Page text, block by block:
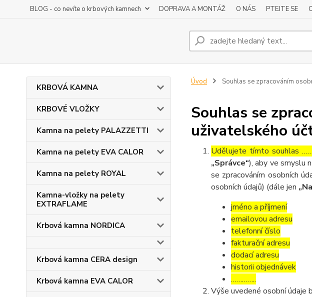
BLOG - co nevíte o krbových kamnech DOPRAVA A MONTÁŽ O NÁS PTEJTE SE
KRBOVÁ KAMNA
KRBOVÉ VLOŽKY
Kamna na pelety PALAZZETTI
Kamna na pelety EVA CALOR
Kamna na pelety ROYAL
Kamna-vložky na pelety
EXTRAFLAME
Krbová kamna NORDICA
Krbová kamna CERA design
Krbová kamna EVA CALOR
Úvod Souhlas se zpracováním
Souhlas se
uživatelského
Udělujete tímto souhlas
„Správce“), aby ve smyslu
se zpracováním osobních
osobních údajů) (dále jen
jméno a příjmení
emailovou adresu
telefonní číslo
fakturační adresu
dodací adresu
historii objednávek
…………..
Výše uvedené osobní údaje